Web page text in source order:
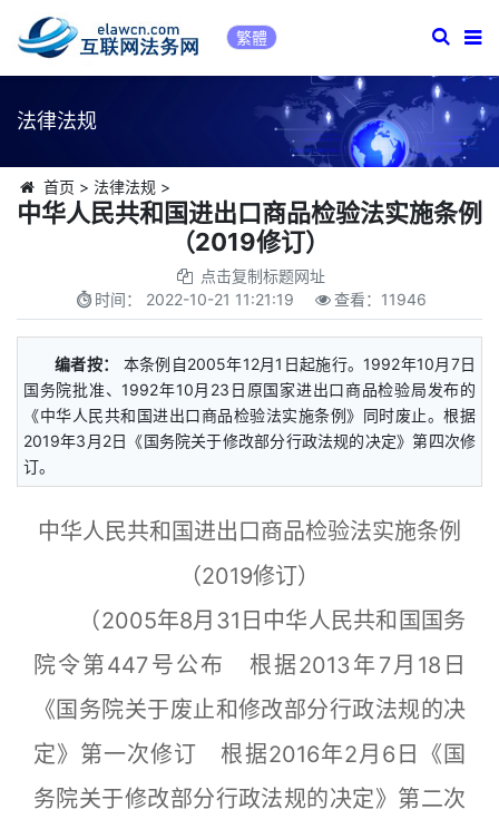
繁體
法律法规
首页 > 法律法规 >
中华人民共和国进出口商品检验法实施条例
（2019修订）
点击复制标题网址
时间： 2022-10-21 11:21:19 查看： 11946
编者按：
本条例自2005年12月1日起施行。1992年10月7日
国务院批准、1992年10月23日原国家进出口商品检验局发布的
《中华人民共和国进出口商品检验法实施条例》同时废止。根据
2019年3月2日《国务院关于修改部分行政法规的决定》第四次修
订。
中华人民共和国进出口商品检验法实施条例
（2019修订）
（2005年8月31日中华人民共和国国务
院令第447号公布 根据2013年7月18日
《国务院关于废止和修改部分行政法规的决
定》第一次修订 根据2016年2月6日《国
务院关于修改部分行政法规的决定》第二次